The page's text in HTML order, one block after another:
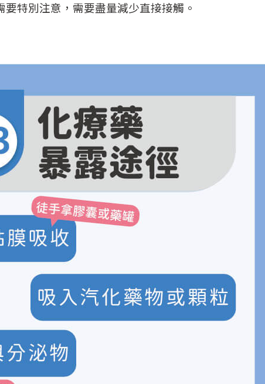
特別注意，需要盡量減少直接接觸。